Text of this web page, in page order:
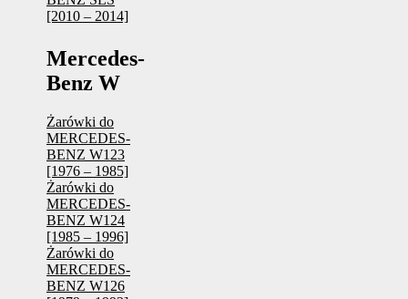
[2010 – 2014]
Mercedes-
Benz W
Żarówki do
MERCEDES-
BENZ W123
[1976 – 1985]
Żarówki do
MERCEDES-
BENZ W124
[1985 – 1996]
Żarówki do
MERCEDES-
BENZ W126